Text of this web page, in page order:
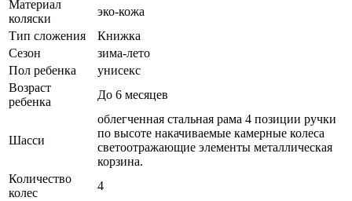
Материал
коляски
эко-кожа
Тип сложения
Книжка
Сезон
зима-лето
Пол ребенка
унисекс
Возраст
ребенка
До 6 месяцев
Шасси
облегченная стальная рама 4 позиции ручки
по высоте накачиваемые камерные колеса
светоотражающие элементы металлическая
корзина.
Количество
колес
4